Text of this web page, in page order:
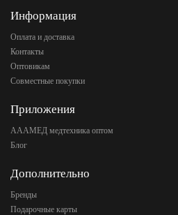
Информация
Оплата и доставка
Контакты
Оптовикам
Совместные покупки
Приложения
АААМЕД медтехника оптом
Блог
Дополнительно
Бренды
Подарочные карты